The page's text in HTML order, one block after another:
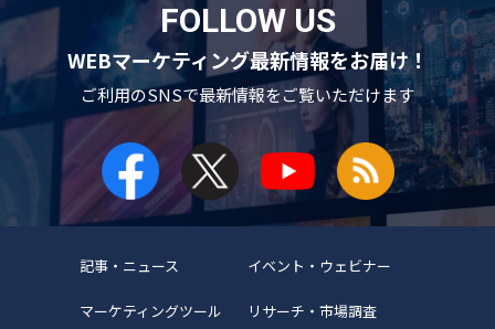
FOLLOW US
WEBマーケティング最新情報をお届け！
ご利用のSNSで最新情報をご覧いただけます
記事・ニュース イベント・ウェビナー
マーケティングツール リサーチ・市場調査